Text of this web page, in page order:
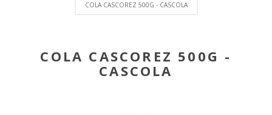
COLA CASCOREZ 500G - CASCOLA
COLA CASCOREZ 500G -
CASCOLA